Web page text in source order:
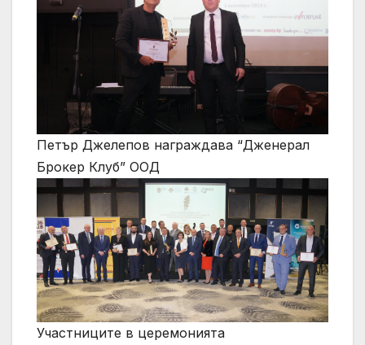
Петър Джелепов награждава “Дженерал
Брокер Клуб” ООД
Участниците в церемонията